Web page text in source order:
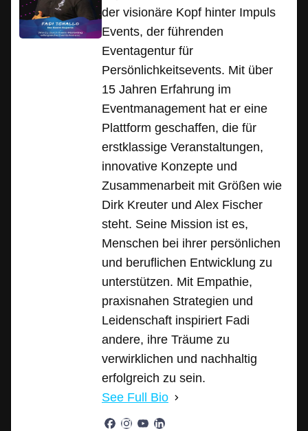
der visionäre Kopf hinter Impuls
Events, der führenden
Eventagentur für
Persönlichkeitsevents. Mit über
15 Jahren Erfahrung im
Eventmanagement hat er eine
Plattform geschaffen, die für
erstklassige Veranstaltungen,
innovative Konzepte und
Zusammenarbeit mit Größen wie
Dirk Kreuter und Alex Fischer
steht. Seine Mission ist es,
Menschen bei ihrer persönlichen
und beruflichen Entwicklung zu
unterstützen. Mit Empathie,
praxisnahen Strategien und
Leidenschaft inspiriert Fadi
andere, ihre Träume zu
verwirklichen und nachhaltig
erfolgreich zu sein.
See Full Bio